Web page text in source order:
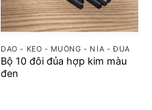
+
DAO - KÉO - MUỖNG - NĨA - ĐŨA
Bộ 10 đôi đủa hợp kim màu
đen